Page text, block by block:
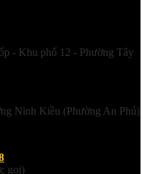
- Khu phố 12 - Phường Tây
Ninh Kiều (Phường An Phú)
gọi)